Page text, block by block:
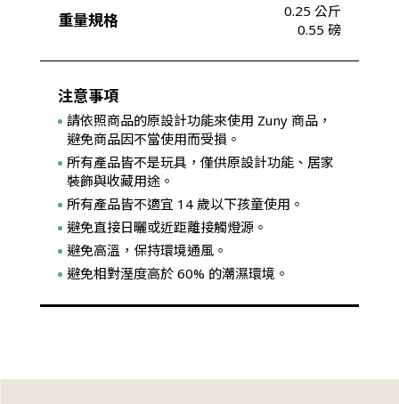
重量規格
0.25 公斤
0.55 磅
注意事項
請依照商品的原設計功能來使用 Zuny 商品，
避免商品因不當使用而受損。
所有產品皆不是玩具，僅供原設計功能、居家
裝飾與收藏用途。
所有產品皆不適宜 14 歲以下孩童使用。
避免直接日曬或近距離接觸燈源。
避免高溫，保持環境通風。
避免相對溼度高於 60% 的潮濕環境。